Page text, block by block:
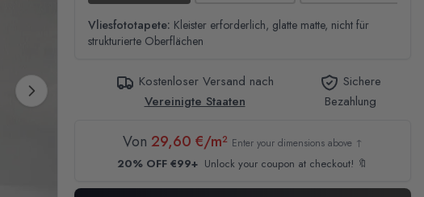
Vliesfototapete: Kleister erforderlich, glatte matte, nicht für
strukturierte Oberflächen
Kostenloser Versand nach
Vereinigte Staaten
Sichere
Bezahlung
Von 29,60 €/m² Enter your dimensions above ↑
20% OFF €99+ Unlock your coupon at checkout! 🔖